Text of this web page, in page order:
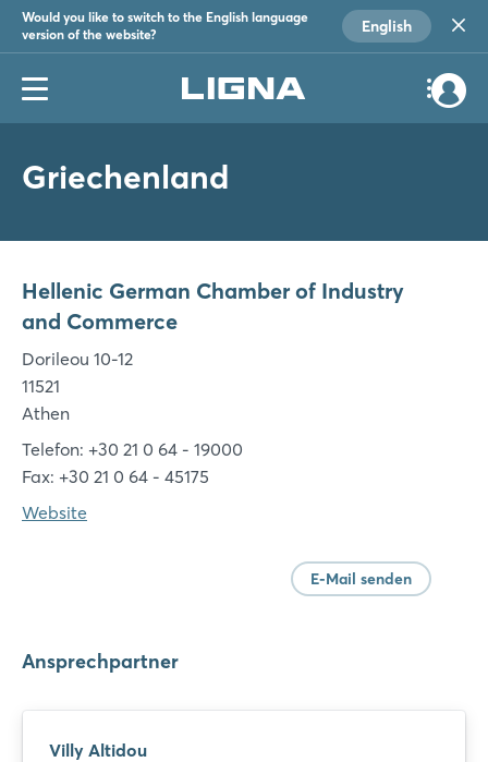
Would you like to switch to the English language
version of the website?
English
Griechenland
Hellenic German Chamber of Industry
and Commerce
Dorileou 10-12
11521
Athen
Telefon: +30 21 0 64 - 19000
Fax: +30 21 0 64 - 45175
Website
E-Mail senden
Ansprechpartner
Villy Altidou